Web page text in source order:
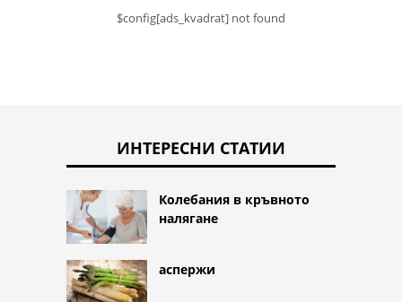
$config[ads_kvadrat] not found
ИНТЕРЕСНИ СТАТИИ
Колебания в кръвното
налягане
аспержи